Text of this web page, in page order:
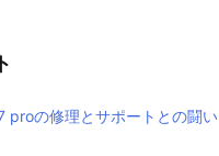
proの修理とサポートとの闘い